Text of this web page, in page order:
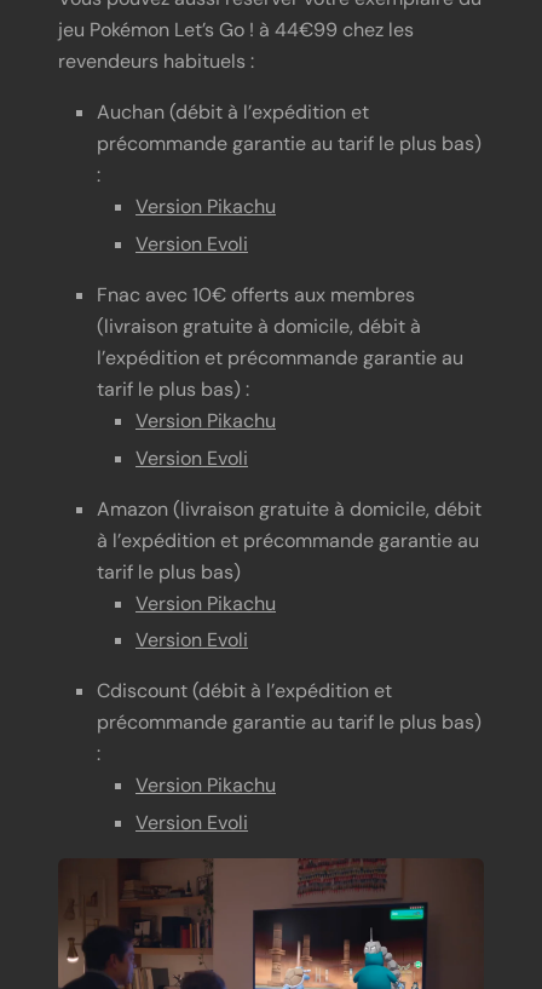
jeu Pokémon Let’s Go ! à 44€99 chez les
revendeurs habituels :
Auchan (débit à l’expédition et
précommande garantie au tarif le plus bas)
:
Version Pikachu
Version Evoli
Fnac avec 10€ offerts aux membres
(livraison gratuite à domicile, débit à
l’expédition et précommande garantie au
tarif le plus bas) :
Version Pikachu
Version Evoli
Amazon (livraison gratuite à domicile, débit
à l’expédition et précommande garantie au
tarif le plus bas)
Version Pikachu
Version Evoli
Cdiscount (débit à l’expédition et
précommande garantie au tarif le plus bas)
:
Version Pikachu
Version Evoli